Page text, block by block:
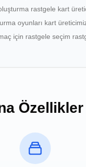
rastgele kart
oyunları kart
için rastgele seçim
Özellikler